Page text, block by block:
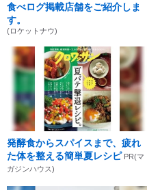
食べログ掲載店舗をご紹介しま
す。
(ロケットナウ)
発酵食からスパイスまで、疲れ
た体を整える簡単夏レシピ PR(マ
ガジンハウス)